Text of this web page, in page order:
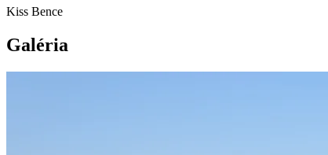
Kiss Bence
Galéria